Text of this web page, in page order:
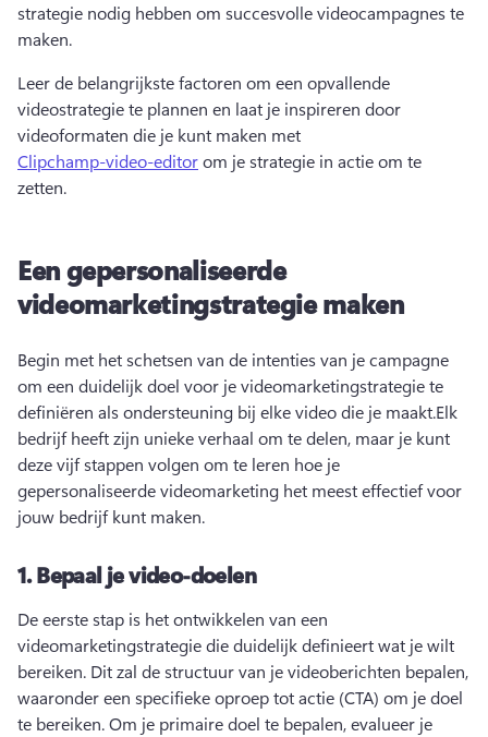
strategie nodig hebben om succesvolle videocampagnes te
maken.
Leer de belangrijkste factoren om een opvallende
videostrategie te plannen en laat je inspireren door
videoformaten die je kunt maken met
Clipchamp-video-editor om je strategie in actie om te
zetten.
Een gepersonaliseerde
videomarketingstrategie maken
Begin met het schetsen van de intenties van je campagne
om een duidelijk doel voor je videomarketingstrategie te
definiëren als ondersteuning bij elke video die je maakt.Elk
bedrijf heeft zijn unieke verhaal om te delen, maar je kunt
deze vijf stappen volgen om te leren hoe je
gepersonaliseerde videomarketing het meest effectief voor
jouw bedrijf kunt maken.
1.Bepaal je video-doelen
De eerste stap is het ontwikkelen van een
videomarketingstrategie die duidelijk definieert wat je wilt
bereiken. Dit zal de structuur van je videoberichten bepalen,
waaronder een specifieke oproep tot actie (CTA) om je doel
te bereiken. Om je primaire doel te bepalen, evalueer je